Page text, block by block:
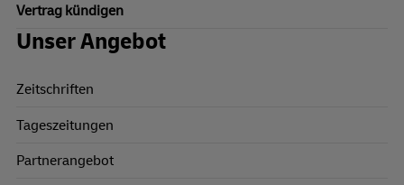
Vertrag kündigen
Unser Angebot
Zeitschriften
Tageszeitungen
Partnerangebot